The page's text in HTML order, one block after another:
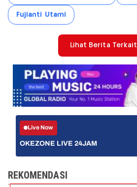
Fujianti Utami
Lihat Berita Terkait
Live Now
OKEZONE LIVE 24JAM